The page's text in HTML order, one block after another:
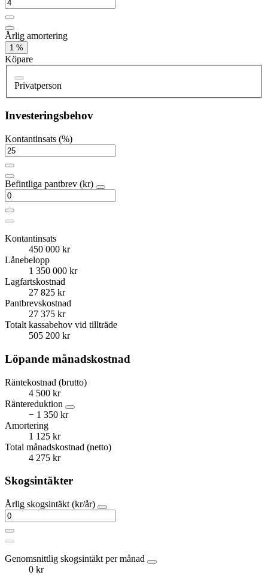
Årlig amortering
1 %
Köpare
Privatperson
Investeringsbehov
Kontantinsats (%)
Befintliga pantbrev (kr)
Kontantinsats
450 000 kr
Lånebelopp
1 350 000 kr
Lagfartskostnad
27 825 kr
Pantbrevskostnad
27 375 kr
Totalt kassabehov vid tillträde
505 200 kr
Löpande månadskostnad
Räntekostnad (brutto)
4 500 kr
Räntereduktion
− 1 350 kr
Amortering
1 125 kr
Total månadskostnad (netto)
4 275 kr
Skogsintäkter
Årlig skogsintäkt (kr/år)
Genomsnittlig skogsintäkt per månad
0 kr